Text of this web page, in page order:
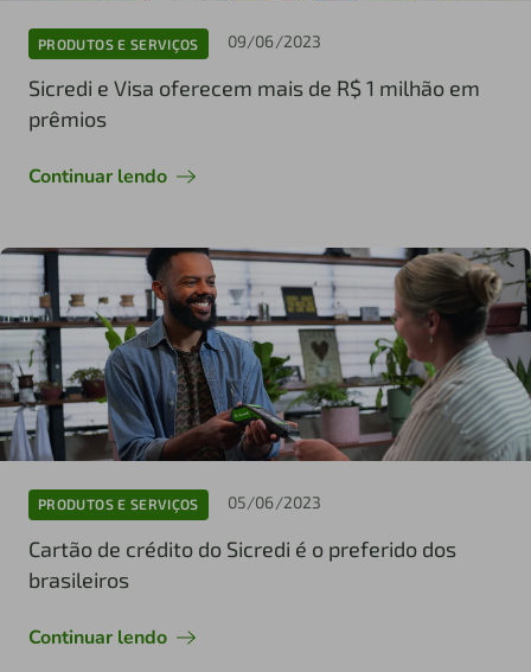
PRODUTOS E SERVIÇOS 09/06/2023
Sicredi e Visa oferecem mais de R$ 1 milhão em
prêmios
Continuar lendo
PRODUTOS E SERVIÇOS 05/06/2023
Cartão de crédito do Sicredi é o preferido dos
brasileiros
Continuar lendo